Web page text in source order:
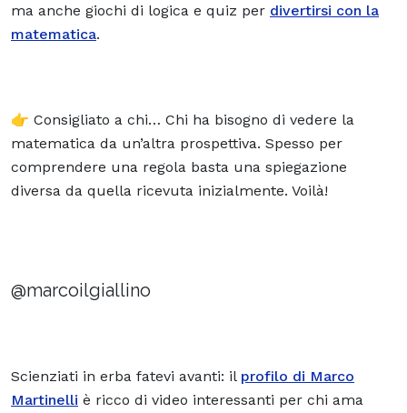
ma anche giochi di logica e quiz per divertirsi con la
matematica.
👉 Consigliato a chi… Chi ha bisogno di vedere la
matematica da un’altra prospettiva. Spesso per
comprendere una regola basta una spiegazione
diversa da quella ricevuta inizialmente. Voilà!
@marcoilgiallino
Scienziati in erba fatevi avanti: il profilo di Marco
Martinelli è ricco di video interessanti per chi ama